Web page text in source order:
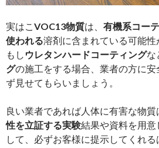
実はこ VOC13物質は、 有機系コー
使われる溶剤に含まれている可能性
もし
ウレタンハードコーティングな
グの施工をする場合、業者の方に
ず見せてもらいましょう。
良い業者であれば人体に有害な物質
性を立証する実験結果や資料を用
して、必ずお客様に提示してくれる